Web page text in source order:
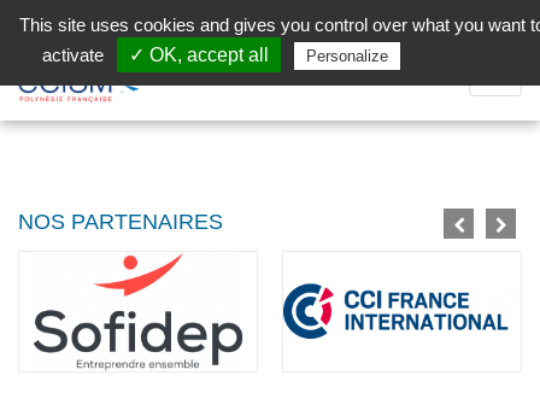
Facebook (Customer Chat) is disabled.
la
NOS PARTENAIRES
This site uses cookies and gives you control over what you want
activate
✓ OK, accept all Personalize